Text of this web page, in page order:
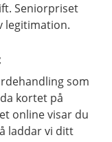
Seniorpriset
legitimation.
som
kortet på
online visar du
laddar vi ditt